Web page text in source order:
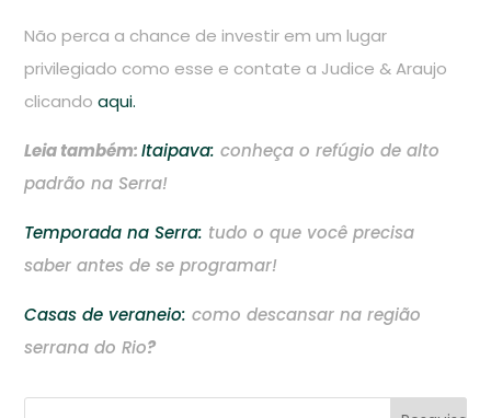
Não perca a chance de investir em um lugar
privilegiado como esse e contate a Judice & Araujo
clicandoaqui.
Leia também:Itaipava: conheça o refúgio de alto
padrão na Serra!
Temporada na Serra: tudo o que você precisa
saber antes de se programar!
Casas de veraneio: como descansar na região
serrana do Rio?